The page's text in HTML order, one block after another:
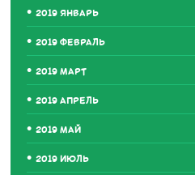
2019 ЯНВАРЬ
2019 ФЕВРАЛЬ
2019 МАРТ
2019 АПРЕЛЬ
2019 МАЙ
2019 ИЮЛЬ